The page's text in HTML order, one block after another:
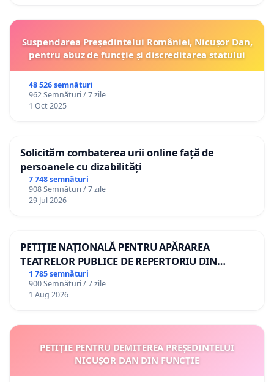
Suspendarea Președintelui României, Nicușor Dan,
pentru abuz de funcție și discreditarea statului
48 526 semnături
962 Semnături / 7 zile
1 Oct 2025
Solicităm combaterea urii online față de
persoanele cu dizabilități
7 748 semnături
908 Semnături / 7 zile
29 Jul 2026
PETIȚIE NAȚIONALĂ PENTRU APĂRAREA
TEATRELOR PUBLICE DE REPERTORIU DIN
ROMÂNIA
1 785 semnături
900 Semnături / 7 zile
1 Aug 2026
PETIȚIE PENTRU DEMITEREA PREȘEDINTELUI
NICUȘOR DAN DIN FUNCȚIE